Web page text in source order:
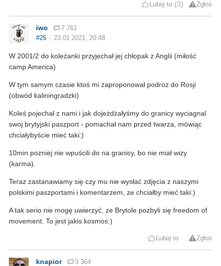
Lubię to 3 Zgłoś
iwo
7 761
#25
23.01.2021, 20:48
W 2001/2 do koleżanki przyjechał jej chłopak z Anglii (miłość
camp America)
W tym samym czasie ktoś mi zaproponował podroz do Rosji
(obwód kaliningradzki)
Koleś pojechał z nami i jak dojeżdżałyśmy do granicy wyciagnal
swoj brytyjski paszport - pomachał nam przed twarza, mówiąc
chciałybyście mieć taki:)
10min pozniej nie wpuścili do na granicy, bo nie miał wizy
(karma).
Teraz zastanawiamy się czy mu nie wysłać zdjęcia z naszymi
polskimi paszportami i komentarzem, ze chciałby mieć taki:)
A tak serio nie mogę uwierzyć, ze Brytole pozbyli się freedom of
movement. To jest jakis kosmos:)
Lubię to Zgłoś
knapior
3 364